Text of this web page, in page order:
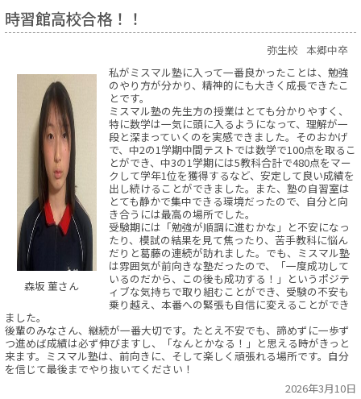
時習館高校合格！！
弥生校 本郷中卒
森坂 菫さん
私がミスマル塾に入って一番良かったことは、勉強
のやり方が分かり、精神的にも大きく成長できたこ
とです。
ミスマル塾の先生方の授業はとても分かりやすく、
特に数学は一気に頭に入るようになって、理解が一
段と深まっていくのを実感できました。そのおかげ
で、中2の1学期中間テストでは数学で100点を取るこ
とができ、中3の1学期には5教科合計で480点をマー
クして学年1位を獲得するなど、安定して良い成績を
出し続けることができました。また、塾の自習室は
とても静かで集中できる環境だったので、自分と向
き合うには最高の場所でした。
受験期には「勉強が順調に進むかな」と不安になっ
たり、模試の結果を見て焦ったり、苦手教科に悩ん
だりと葛藤の連続が訪れました。でも、ミスマル塾
は雰囲気が前向きな塾だったので、「一度成功して
いるのだから、この後も成功する！」というポジテ
ィブな気持ちで取り組むことができ、受験の不安も
乗り越え、本番への緊張も自信に変えることができ
ました。
後輩のみなさん、継続が一番大切です。たとえ不安でも、諦めずに一歩ず
つ進めば成績は必ず伸びますし、「なんとかなる！」と思える時がきっと
来ます。ミスマル塾は、前向きに、そして楽しく頑張れる場所です。自分
を信じて最後までやり抜いてください！
2026年3月10日